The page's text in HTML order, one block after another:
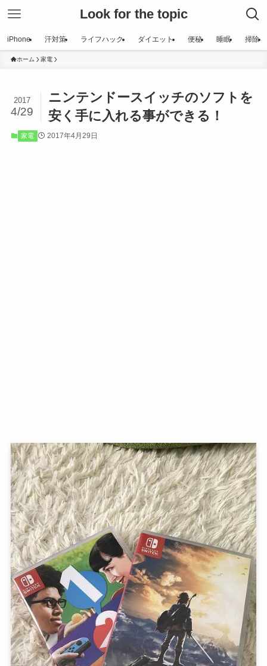
Look for the topic
iPhone 汗対策 ライフハック ダイエット 便秘 睡眠 掃除
ホーム 家電
ニンテンドースイッチのソフトを
安く手に入れる事ができる！
2017
4/29
家電 2017年4月29日